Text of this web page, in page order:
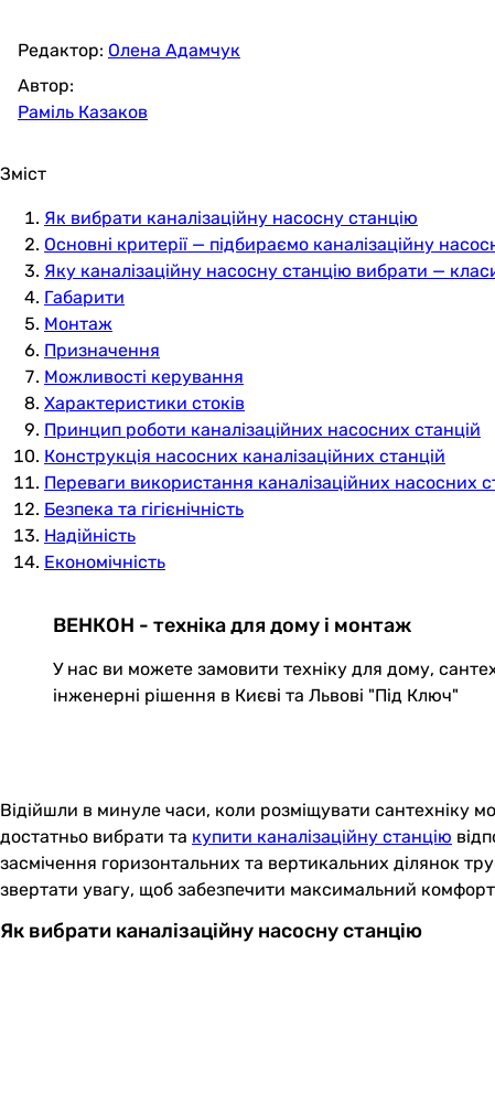
Редактор: Олена Адамчук
Автор:
Раміль Казаков
Зміст
Як вибрати каналізаційну насосну станцію
Основні критерії — підбираємо каналізаційну
Яку каналізаційну насосну станцію вибрати —
Габарити
Монтаж
Призначення
Можливості керування
Характеристики стоків
Принцип роботи каналізаційних насосних станцій
Конструкція насосних каналізаційних станцій
Переваги використання каналізаційних насосних
Безпека та гігієнічність
Надійність
Економічність
ВЕНКОН - техніка для дому і монтаж
У нас ви можете замовити техніку для дому,
інженерні рішення в Києві та Львові "Під Ключ"
Відійшли в минуле часи, коли розміщувати сантехніку
достатньо вибрати та купити каналізаційну станцію
засмічення горизонтальних та вертикальних ділянок
звертати увагу, щоб забезпечити максимальний комфорт
Як вибрати каналізаційну насосну станцію